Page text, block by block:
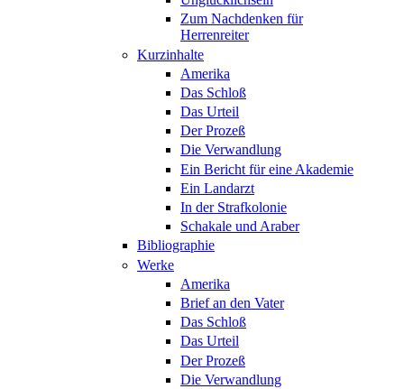
Zum Nachdenken für
Herrenreiter
Kurzinhalte
Amerika
Das Schloß
Das Urteil
Der Prozeß
Die Verwandlung
Ein Bericht für eine Akademie
Ein Landarzt
In der Strafkolonie
Schakale und Araber
Bibliographie
Werke
Amerika
Brief an den Vater
Das Schloß
Das Urteil
Der Prozeß
Die Verwandlung